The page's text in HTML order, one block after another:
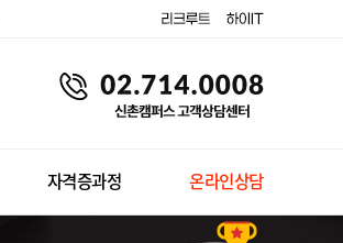
자격증과정 온라인상담